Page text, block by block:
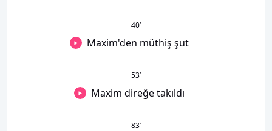
40’
Maxim'den müthiş şut
53’
Maxim direğe takıldı
83’